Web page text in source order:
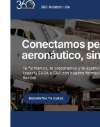
posible
obtener
licencia
EASA
o